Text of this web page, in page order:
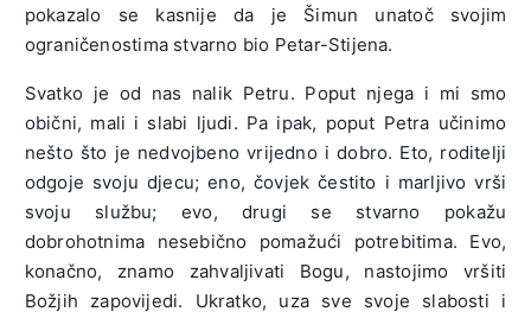
pokazalo se kasnije da je Šimun unatoč svojim
ograničenostima stvarno bio Petar-Stijena.
Svatko je od nas nalik Petru. Poput njega i mi smo
obični, mali i slabi ljudi. Pa ipak, poput Petra učinimo
nešto što je nedvojbeno vrijedno i dobro. Eto, roditelji
odgoje svoju djecu; eno, čovjek čestito i marljivo vrši
svoju službu; evo, drugi se stvarno pokažu
dobrohotnima nesebično pomažući potrebitima. Evo,
konačno, znamo zahvaljivati Bogu, nastojimo vršiti
Božjih zapovijedi. Ukratko, uza sve svoje slabosti i